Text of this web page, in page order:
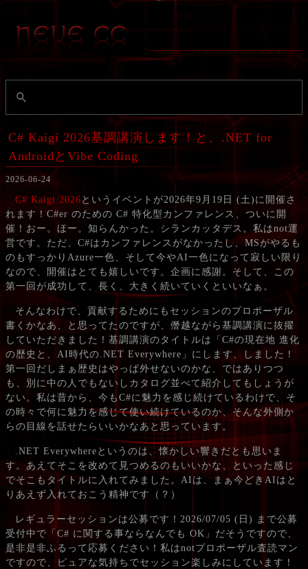
C# Kaigi 2026基調講演します！と、.NET for
AndroidとVibe Coding
2026-06-24
C# Kaigi 2026 というイベントが2026年9月19日 (土)に開催さ
れます！C#er のための C# 特化型カンファレンス、ついに開
催！おー。ほー。知らんかった。シランカッタデス。私はnot運
営です。ただ、C#はカンファレンスがなかったし、MSがやるも
のもすっかりAzure一色、そして今やAI一色になって寂しい限り
なので、開催はとても嬉しいです。企画に感謝。そして、この
第一回が成功して、長く、大きく続いていくといいなぁ。
そんなわけで、貢献するためにもセッションのプロポーザル
書くかなあ、と思ってたのですが、僭越ながら基調講演に抜擢
していただきました！基調講演のタイトルは「C#の現在地 進化
の歴史と、AI時代の.NET Everywhere」にします、しました！
第一回だしまぁ歴史はやっぱ外せないのかな、ではありつつ
も、別に中の人でもないしカタログ並べて紹介してもしょうが
ない。私は昔から、今もC#に魅力を感じ続けているわけで、そ
の時々で何に魅力を感じて使い続けているのか、そんな外側か
らの目線を話せたらいいかなあと思っています。
.NET Everywhereというのは、懐かしい響きだとも思いま
す。あえてそこを改めて見つめるのもいいかな、といった感じ
でそこもタイトルに入れてみました。AIは、まぁ今どきAIはと
りあえず入れておこう精神です（？）
レギュラーセッションは公募です！2026/07/05 (日) まで公募
受付中で「C# に関する事ならなんでも OK」だそうですので、
是非是非ふるって応募ください！私はnotプロポーザル査読マン
ですので、ピュアな気持ちでセッション楽しみにしています！